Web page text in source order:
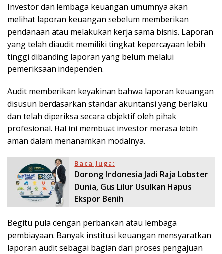
Investor dan lembaga keuangan umumnya akan
melihat laporan keuangan sebelum memberikan
pendanaan atau melakukan kerja sama bisnis. Laporan
yang telah diaudit memiliki tingkat kepercayaan lebih
tinggi dibanding laporan yang belum melalui
pemeriksaan independen.
Audit memberikan keyakinan bahwa laporan keuangan
disusun berdasarkan standar akuntansi yang berlaku
dan telah diperiksa secara objektif oleh pihak
profesional. Hal ini membuat investor merasa lebih
aman dalam menanamkan modalnya.
Baca Juga:
Dorong Indonesia Jadi Raja Lobster
Dunia, Gus Lilur Usulkan Hapus
Ekspor Benih
Begitu pula dengan perbankan atau lembaga
pembiayaan. Banyak institusi keuangan mensyaratkan
laporan audit sebagai bagian dari proses pengajuan